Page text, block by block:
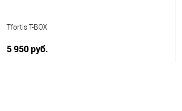
Tfortis T-BOX
5 950 руб.